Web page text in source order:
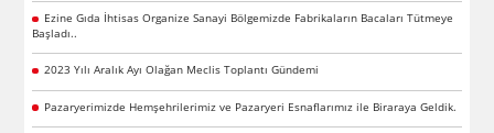
Ezine Gıda İhtisas Organize Sanayi Bölgemizde Fabrikaların Bacaları Tütmeye
Başladı..
2023 Yılı Aralık Ayı Olağan Meclis Toplantı Gündemi
Pazaryerimizde Hemşehrilerimiz ve Pazaryeri Esnaflarımız ile Biraraya Geldik.